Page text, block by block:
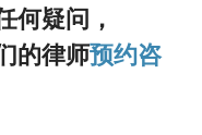
何疑问，
的律师预约咨